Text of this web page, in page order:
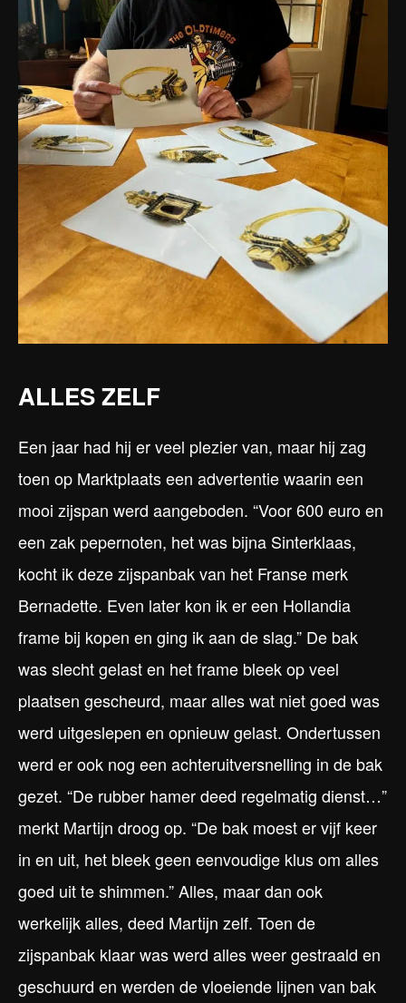
ALLES ZELF
Een jaar had hij er veel plezier van, maar hij zag
toen op Marktplaats een advertentie waarin een
mooi zijspan werd aangeboden. “Voor 600 euro en
een zak pepernoten, het was bijna Sinterklaas,
kocht ik deze zijspanbak van het Franse merk
Bernadette. Even later kon ik er een Hollandia
frame bij kopen en ging ik aan de slag.” De bak
was slecht gelast en het frame bleek op veel
plaatsen gescheurd, maar alles wat niet goed was
werd uitgeslepen en opnieuw gelast. Ondertussen
werd er ook nog een achteruitversnelling in de bak
gezet. “De rubber hamer deed regelmatig dienst…”
merkt Martijn droog op. “De bak moest er vijf keer
in en uit, het bleek geen eenvoudige klus om alles
goed uit te shimmen.” Alles, maar dan ook
werkelijk alles, deed Martijn zelf. Toen de
zijspanbak klaar was werd alles weer gestraald en
geschuurd en werden de vloeiende lijnen van bak